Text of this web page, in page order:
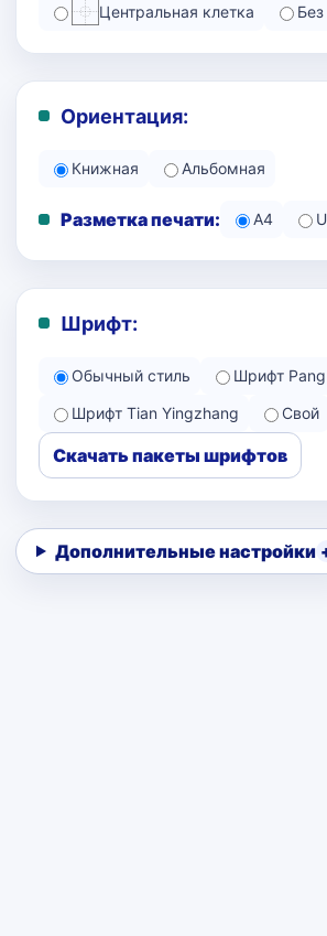
Центральная клетка
Ориентация:
Книжная Альбомная
Разметка печати: A4
Шрифт:
Обычный стиль
Шрифт
Шрифт Tian Yingzhang
Свой
Скачать пакеты шрифтов
Дополнительные настройки